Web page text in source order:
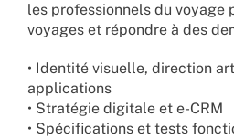
les professionnels du voyage
voyages et répondre à des
• Identité visuelle, direction
applications
• Stratégie digitale et e-CRM
• Spécifications et tests